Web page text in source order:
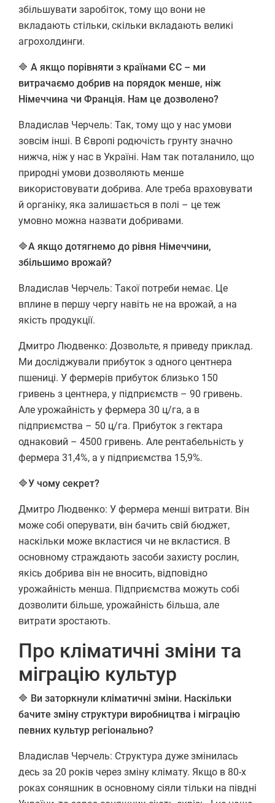
збільшувати заробіток, тому що вони не
вкладають стільки, скільки вкладають великі
агрохолдинги.
🔷 А якщо порівняти з країнами ЄС – ми
витрачаємо добрив на порядок менше, ніж
Німеччина чи Франція. Нам це дозволено?
Владислав Черчель: Так, тому що у нас умови
зовсім інші. В Європі родючість грунту значно
нижча, ніж у нас в Україні. Нам так поталанило, що
природні умови дозволяють менше
використовувати добрива. Але треба враховувати
й органіку, яка залишається в полі – це теж
умовно можна назвати добривами.
🔷А якщо дотягнемо до рівня Німеччини,
збільшимо врожай?
Владислав Черчель: Такої потреби немає. Це
вплине в першу чергу навіть не на врожай, а на
якість продукції.
Дмитро Людвенко: Дозвольте, я приведу приклад.
Ми досліджували прибуток з одного центнера
пшениці. У фермерів прибуток близько 150
гривень з центнера, у підприємств – 90 гривень.
Але урожайність у фермера 30 ц/га, а в
підприємства – 50 ц/га. Прибуток з гектара
однаковий – 4500 гривень. Але рентабельність у
фермера 31,4%, а у підприємства 15,9%.
🔷У чому секрет?
Дмитро Людвенко: У фермера менші витрати. Він
може собі оперувати, він бачить свій бюджет,
наскільки може вкластися чи не вкластися. В
основному страждають засоби захисту рослин,
якісь добрива він не вносить, відповідно
урожайність менша. Підприємства можуть собі
дозволити більше, урожайність більша, але
витрати зростають.
Про кліматичні зміни та
міграцію культур
🔷 Ви заторкнули кліматичні зміни. Наскільки
бачите зміну структури виробництва і міграцію
певних культур регіонально?
Владислав Черчель: Структура дуже змінилась
десь за 20 років через зміну клімату. Якщо в 80-х
роках соняшник в основному сіяли тільки на півдні